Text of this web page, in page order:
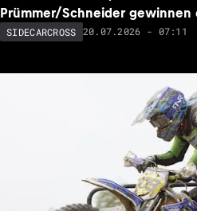
Prümmer/Schneider gewinnen
SIDECARCROSS 20.07.2026 - 07:11